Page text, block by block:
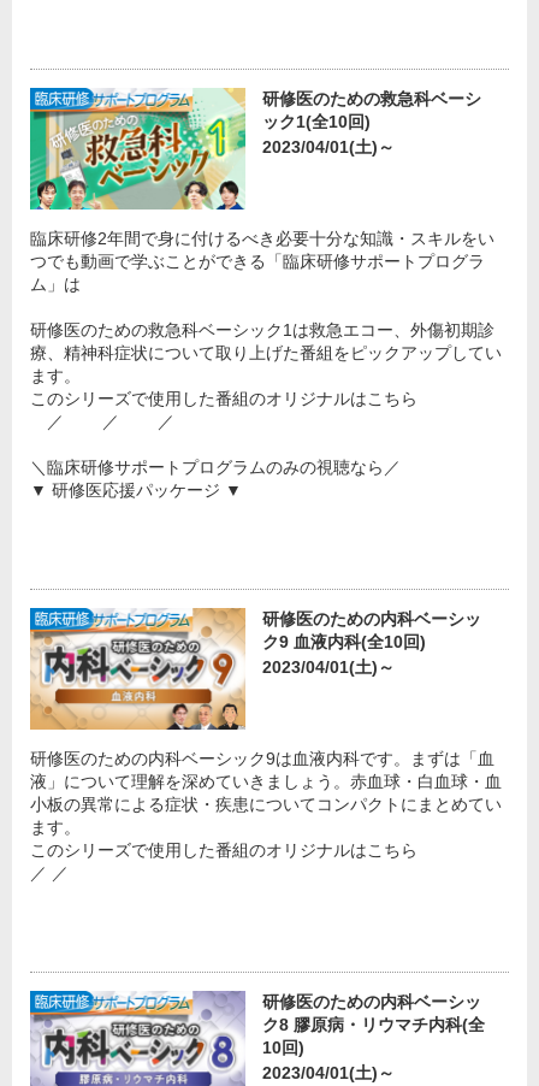
研修医のための救急科ベーシ
ック1(全10回)
2023/04/01(土)～
臨床研修2年間で身に付けるべき必要十分な知識・スキルをい
つでも動画で学ぶことができる「臨床研修サポートプログラ
ム」は
研修医のための救急科ベーシック1は救急エコー、外傷初期診
療、精神科症状について取り上げた番組をピックアップしてい
ます。
このシリーズで使用した番組のオリジナルはこちら
／ ／ ／
＼臨床研修サポートプログラムのみの視聴なら／
▼ 研修医応援パッケージ ▼
研修医のための内科ベーシッ
ク9 血液内科(全10回)
2023/04/01(土)～
研修医のための内科ベーシック9は血液内科です。まずは「血
液」について理解を深めていきましょう。赤血球・白血球・血
小板の異常による症状・疾患についてコンパクトにまとめてい
ます。
このシリーズで使用した番組のオリジナルはこちら
／ ／
研修医のための内科ベーシッ
ク8 膠原病・リウマチ内科(全
10回)
2023/04/01(土)～